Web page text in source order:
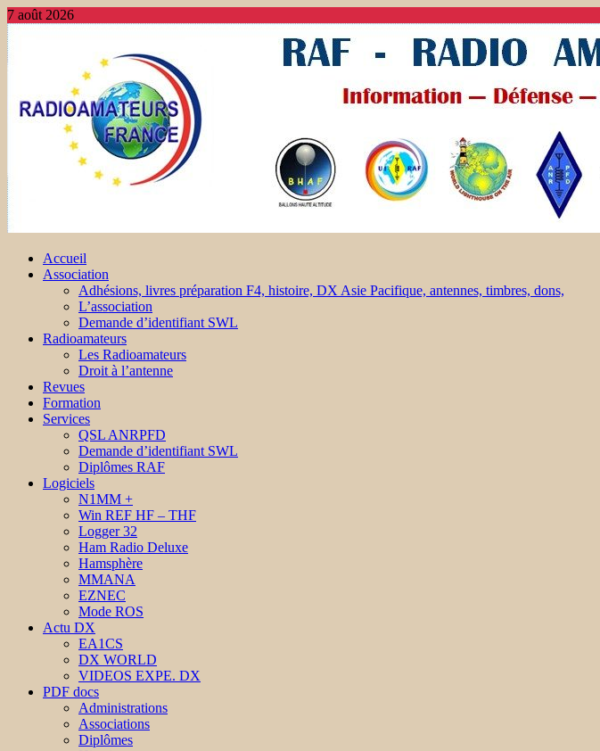
7 août 2026
Accueil
Association
Adhésions, livres préparation F4, histoire, DX Asie Pacifique, antennes, timbres, dons,
L’association
Demande d’identifiant SWL
Radioamateurs
Les Radioamateurs
Droit à l’antenne
Revues
Formation
Services
QSL ANRPFD
Demande d’identifiant SWL
Diplômes RAF
Logiciels
N1MM +
Win REF HF – THF
Logger 32
Ham Radio Deluxe
Hamsphère
MMANA
EZNEC
Mode ROS
Actu DX
EA1CS
DX WORLD
VIDEOS EXPE. DX
PDF docs
Administrations
Associations
Diplômes